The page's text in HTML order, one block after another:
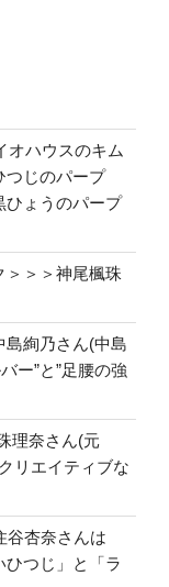
オハウスのキム
つじのパープ
ひょうのパープ
＞＞＞神尾楓珠
島絢乃さん(中島
ー”と”足腰の強
理奈さん(元
リエイティブな
谷杏奈さんは
ひつじ」と「ラ